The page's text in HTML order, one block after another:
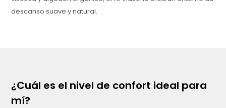
descanso suave y natural.
descanso duradero.
¿Cuál es el nivel de confort ideal para
mí?